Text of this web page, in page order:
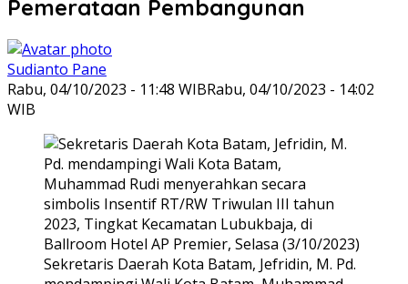
Pemerataan Pembangunan
Sudianto Pane
Rabu, 04/10/2023 - 11:48 WIBRabu, 04/10/2023 - 14:02
WIB
Sekretaris Daerah Kota Batam, Jefridin, M. Pd.